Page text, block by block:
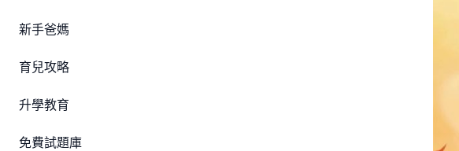
新手爸媽
育兒攻略
升學教育
免費試題庫